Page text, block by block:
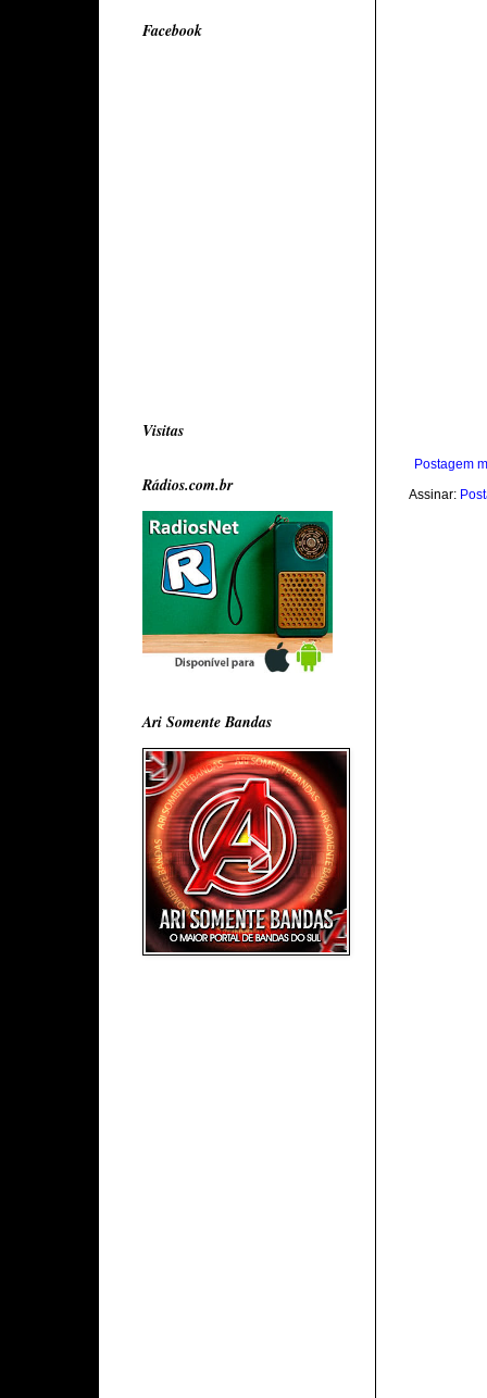
Postagem
Assinar:
Facebook
Visitas
Rádios.com.br
Ari Somente Bandas